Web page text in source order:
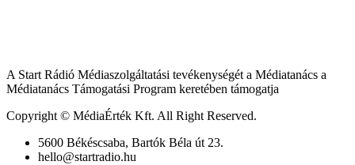
A Start Rádió Médiaszolgáltatási tevékenységét a Médiatanács a
Médiatanács Támogatási Program keretében támogatja
Copyright © MédiaÉrték Kft. All Right Reserved.
5600 Békéscsaba, Bartók Béla út 23.
hello@startradio.hu